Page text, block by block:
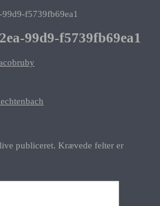
f5739fb69ea1
99d9-f5739fb69ea1
publiceret. Krævede felter er